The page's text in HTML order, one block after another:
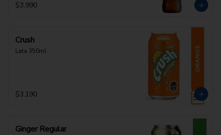
$3.990
Crush
Lata 350ml
$3.190
Ginger Regular